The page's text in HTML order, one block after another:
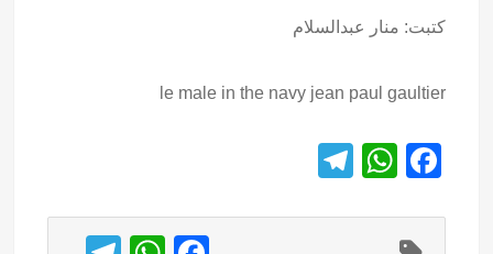
كتبت: منار عبدالسلام
le male in the navy jean paul gaultier
F
c
W
at
e